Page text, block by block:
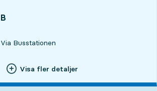
B
Via Busstationen
Visa fler detaljer